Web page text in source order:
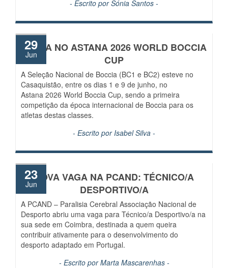
- Escrito porSónia Santos -
PRATA NO ASTANA 2026 WORLD BOCCIA
CUP
29
Jun
A Seleção Nacional de Boccia (BC1 e BC2) esteve no
Casaquistão, entre os dias 1 e 9 de junho, no
Astana 2026 World Boccia Cup, sendo a primeira
competição da época internacional de Boccia para os
atletas destas classes.
- Escrito porIsabel Silva -
NOVA VAGA NA PCAND: TÉCNICO/A
DESPORTIVO/A
23
Jun
A PCAND – Paralisia Cerebral Associação Nacional de
Desporto abriu uma vaga para Técnico/a Desportivo/a na
sua sede em Coimbra, destinada a quem queira
contribuir ativamente para o desenvolvimento do
desporto adaptado em Portugal.
- Escrito porMarta Mascarenhas-